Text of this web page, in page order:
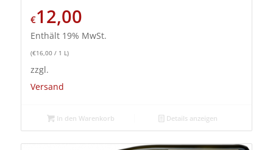
€12,00
Enthält 19% MwSt.
(€16,00/ 1 L)
zzgl.
Versand
In den Warenkorb Details anzeigen